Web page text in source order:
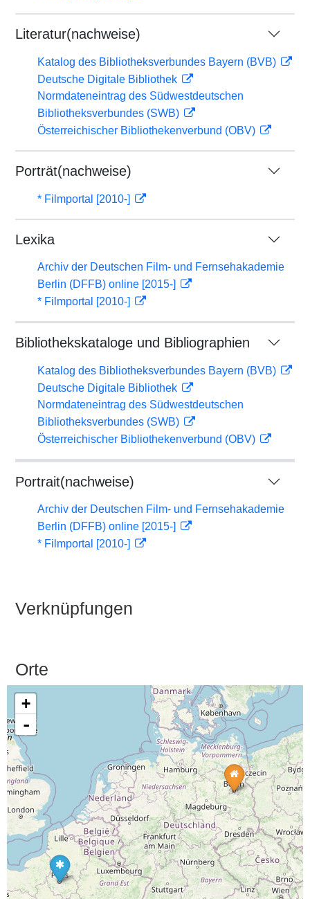
Literatur(nachweise)
Katalog des Bibliotheksverbundes Bayern (BVB)
Deutsche Digitale Bibliothek
Normdateneintrag des Südwestdeutschen
Bibliotheksverbundes (SWB)
Österreichischer Bibliothekenverbund (OBV)
Porträt(nachweise)
* Filmportal [2010-]
Lexika
Archiv der Deutschen Film- und Fernsehakademie
Berlin (DFFB) online [2015-]
* Filmportal [2010-]
Bibliothekskataloge und Bibliographien
Katalog des Bibliotheksverbundes Bayern (BVB)
Deutsche Digitale Bibliothek
Normdateneintrag des Südwestdeutschen
Bibliotheksverbundes (SWB)
Österreichischer Bibliothekenverbund (OBV)
Portrait(nachweise)
Archiv der Deutschen Film- und Fernsehakademie
Berlin (DFFB) online [2015-]
* Filmportal [2010-]
Verknüpfungen
Orte
+
-